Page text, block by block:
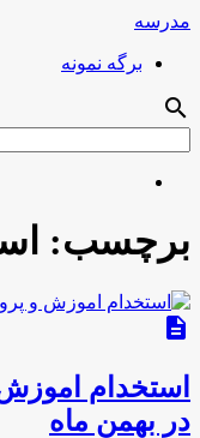
مدرسه
برگه نمونه
search
برچسب:
description
استخدام
در بهمن ماه